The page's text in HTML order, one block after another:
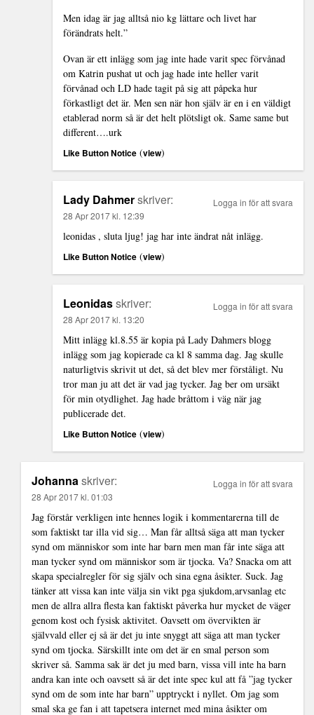
Men idag är jag alltså nio kg lättare och livet har
förändrats helt.”
Ovan är ett inlägg som jag inte hade varit spec förvånad
om Katrin pushat ut och jag hade inte heller varit
förvånad och LD hade tagit på sig att påpeka hur
förkastligt det är. Men sen när hon själv är en i en väldigt
etablerad norm så är det helt plötsligt ok. Same same but
different….urk
Like Button Notice (view)
Lady Dahmerskriver:
28 Apr 2017 kl. 12:39
leonidas , sluta ljug! jag har inte ändrat nåt inlägg.
Like Button Notice (view)
Logga in för att svara
Leonidasskriver:
28 Apr 2017 kl. 13:20
Mitt inlägg kl.8.55 är kopia på Lady Dahmers blogg
inlägg som jag kopierade ca kl 8 samma dag. Jag skulle
naturligtvis skrivit ut det, så det blev mer förståligt. Nu
tror man ju att det är vad jag tycker. Jag ber om ursäkt
för min otydlighet. Jag hade bråttom i väg när jag
publicerade det.
Like Button Notice (view)
Logga in för att svara
Johannaskriver:
28 Apr 2017 kl. 01:03
Jag förstår verkligen inte hennes logik i kommentarerna till de
som faktiskt tar illa vid sig… Man får alltså säga att man tycker
synd om människor som inte har barn men man får inte säga att
man tycker synd om människor som är tjocka. Va? Snacka om att
skapa specialregler för sig själv och sina egna åsikter. Suck. Jag
tänker att vissa kan inte välja sin vikt pga sjukdom,arvsanlag etc
men de allra allra flesta kan faktiskt påverka hur mycket de väger
genom kost och fysisk aktivitet. Oavsett om övervikten är
självvald eller ej så är det ju inte snyggt att säga att man tycker
synd om tjocka. Särskillt inte om det är en smal person som
skriver så. Samma sak är det ju med barn, vissa vill inte ha barn
andra kan inte och oavsett så är det inte spec kul att få ”jag tycker
synd om de som inte har barn” upptryckt i nyllet. Om jag som
smal ska ge fan i att tapetsera internet med mina åsikter om
Logga in för att svara